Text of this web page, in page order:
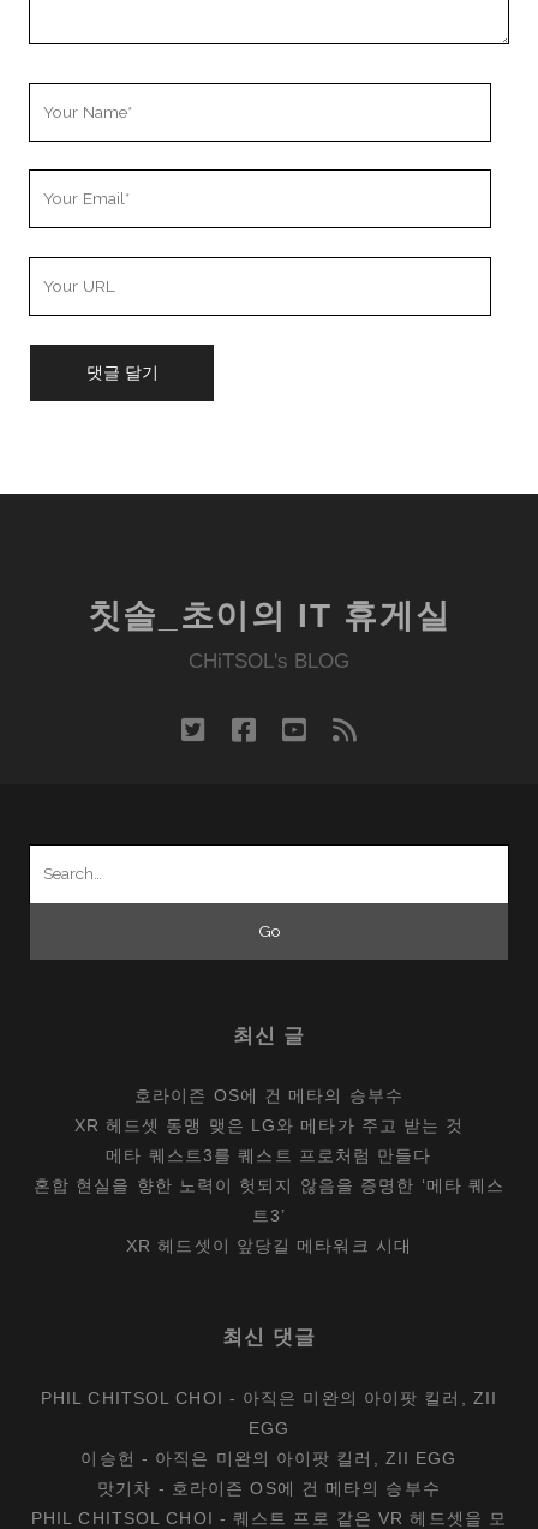
칫솔_초이의 IT 휴게실
CHiTSOL's BLOG
twitterfacebook
youtube
rss
최신 글
호라이즌 OS에 건 메타의 승부수
XR 헤드셋 동맹 맺은 LG와 메타가 주고 받는 것
메타 퀘스트3를 퀘스트 프로처럼 만들다
혼합 현실을 향한 노력이 헛되지 않음을 증명한 ‘메타 퀘스
트3’
XR 헤드셋이 앞당길 메타워크 시대
최신 댓글
PHIL CHITSOL CHOI - 아직은 미완의 아이팟 킬러, ZII
EGG
이승헌 - 아직은 미완의 아이팟 킬러, ZII EGG
맛기차 - 호라이즌 OS에 건 메타의 승부수
PHIL CHITSOL CHOI -퀘스트 프로 같은 VR 헤드셋을 모